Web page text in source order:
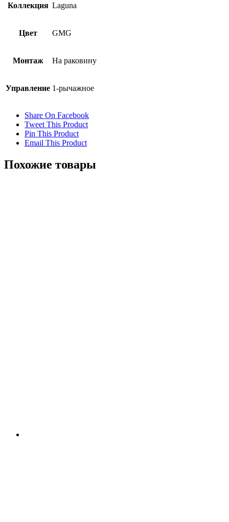
Коллекция Laguna
Цвет GMG
Монтаж На раковину
Управление 1-рычажное
Share On Facebook
Tweet This Product
Pin This Product
Email This Product
Похожие товары